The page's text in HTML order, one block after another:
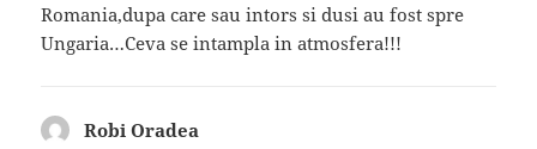
Romania,dupa care sau intors si dusi au fost spre
Ungaria…Ceva se intampla in atmosfera!!!
Robi Oradea